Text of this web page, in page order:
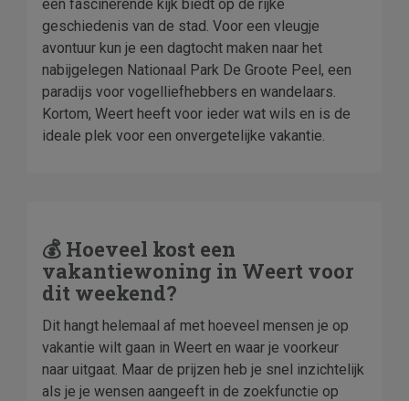
een fascinerende kijk biedt op de rijke
geschiedenis van de stad. Voor een vleugje
avontuur kun je een dagtocht maken naar het
nabijgelegen Nationaal Park De Groote Peel, een
paradijs voor vogelliefhebbers en wandelaars.
Kortom, Weert heeft voor ieder wat wils en is de
ideale plek voor een onvergetelijke vakantie.
💰 Hoeveel kost een
vakantiewoning in Weert voor
dit weekend?
Dit hangt helemaal af met hoeveel mensen je op
vakantie wilt gaan in Weert en waar je voorkeur
naar uitgaat. Maar de prijzen heb je snel inzichtelijk
als je je wensen aangeeft in de zoekfunctie op